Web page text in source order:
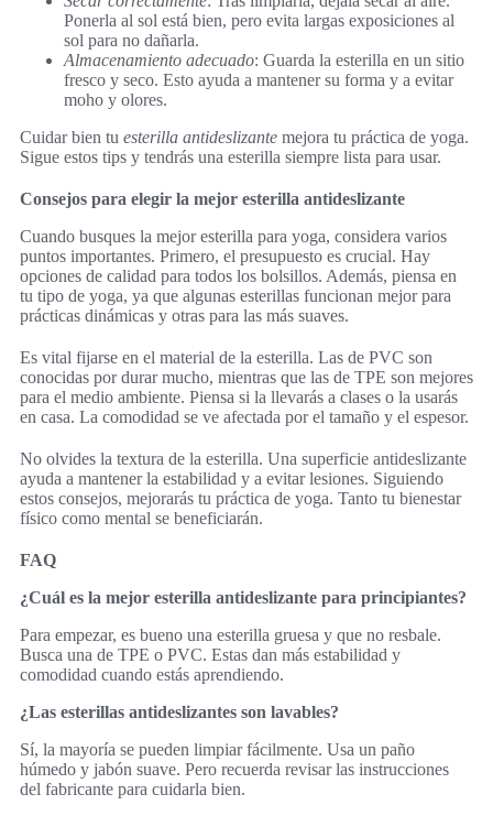
Ponerla al sol está bien, pero evita largas exposiciones al
sol para no dañarla.
Almacenamiento adecuado: Guarda la esterilla en un sitio
fresco y seco. Esto ayuda a mantener su forma y a evitar
moho y olores.
Cuidar bien tu esterilla antideslizante mejora tu práctica de yoga.
Sigue estos tips y tendrás una esterilla siempre lista para usar.
Consejos para elegir la mejor esterilla antideslizante
Cuando busques la mejor esterilla para yoga, considera varios
puntos importantes. Primero, el presupuesto es crucial. Hay
opciones de calidad para todos los bolsillos. Además, piensa en
tu tipo de yoga, ya que algunas esterillas funcionan mejor para
prácticas dinámicas y otras para las más suaves.
Es vital fijarse en el material de la esterilla. Las de PVC son
conocidas por durar mucho, mientras que las de TPE son mejores
para el medio ambiente. Piensa si la llevarás a clases o la usarás
en casa. La comodidad se ve afectada por el tamaño y el espesor.
No olvides la textura de la esterilla. Una superficie antideslizante
ayuda a mantener la estabilidad y a evitar lesiones. Siguiendo
estos consejos, mejorarás tu práctica de yoga. Tanto tu bienestar
físico como mental se beneficiarán.
FAQ
¿Cuál es la mejor esterilla antideslizante para principiantes?
Para empezar, es bueno una esterilla gruesa y que no resbale.
Busca una de TPE o PVC. Estas dan más estabilidad y
comodidad cuando estás aprendiendo.
¿Las esterillas antideslizantes son lavables?
Sí, la mayoría se pueden limpiar fácilmente. Usa un paño
húmedo y jabón suave. Pero recuerda revisar las instrucciones
del fabricante para cuidarla bien.